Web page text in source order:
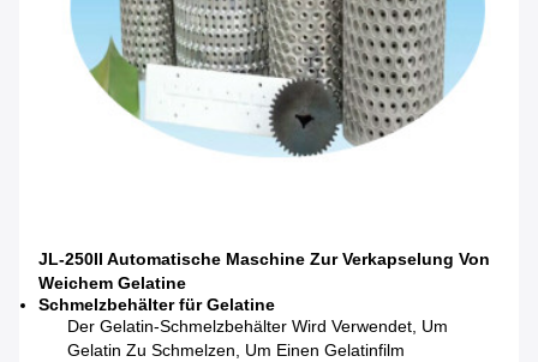
JL-250II Automatische Maschine Zur Verkapselung Von
Weichem Gelatine
Schmelzbehälter für Gelatine
Der Gelatin-Schmelzbehälter Wird Verwendet, Um
Gelatin Zu Schmelzen, Um Einen Gelatinfilm